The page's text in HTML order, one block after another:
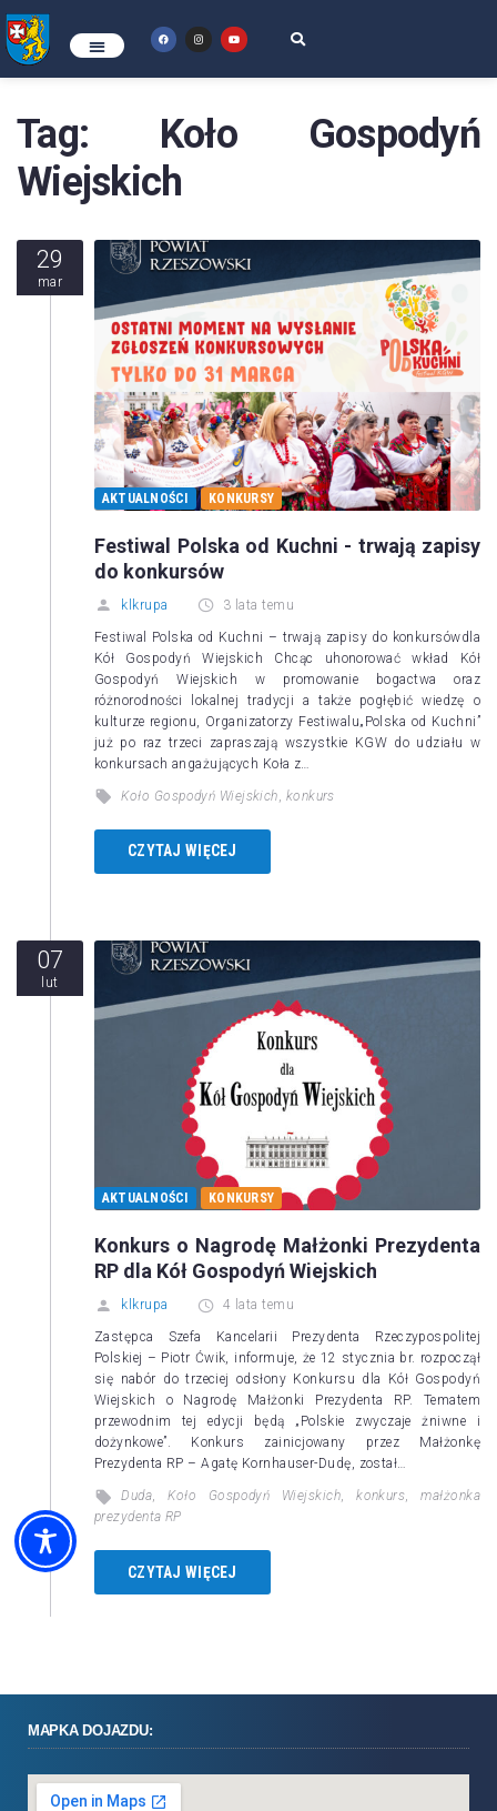
Tag: Koło Gospodyń
Wiejskich
29
mar
AKTUALNOŚCI KONKURSY
Festiwal Polska od Kuchni - trwają zapisy
do konkursów
klkrupa 3 lata temu
Festiwal Polska od Kuchni – trwają zapisy do konkursówdla
Kół Gospodyń Wiejskich Chcąc uhonorować wkład Kół
Gospodyń Wiejskich w promowanie bogactwa oraz
różnorodności lokalnej tradycji a także pogłębić wiedzę o
kulturze regionu, Organizatorzy Festiwalu„Polska od Kuchni”
już po raz trzeci zapraszają wszystkie KGW do udziału w
konkursach angażujących Koła z…
Koło Gospodyń Wiejskich konkurs
CZYTAJ WIĘCEJ
07
lut
AKTUALNOŚCI KONKURSY
Konkurs o Nagrodę Małżonki Prezydenta
RP dla Kół Gospodyń Wiejskich
klkrupa 4 lata temu
Zastępca Szefa Kancelarii Prezydenta Rzeczypospolitej
Polskiej – Piotr Ćwik, informuje, że 12 stycznia br. rozpoczął
się nabór do trzeciej odsłony Konkursu dla Kół Gospodyń
Wiejskich o Nagrodę Małżonki Prezydenta RP. Tematem
przewodnim tej edycji będą „Polskie zwyczaje żniwne i
dożynkowe”. Konkurs zainicjowany przez Małżonkę
Prezydenta RP – Agatę Kornhauser-Dudę, został…
Duda,Koło Gospodyń Wiejskich,konkurs,małżonka
prezydenta RP
CZYTAJ WIĘCEJ
MAPKA DOJAZDU: